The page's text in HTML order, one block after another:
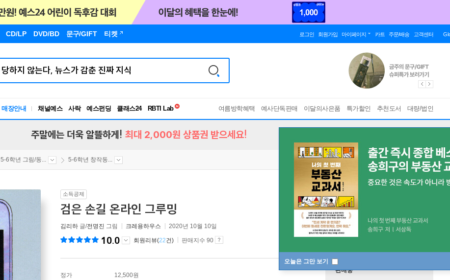
CD/LP DVD/BD 문구/GIFT 티켓 로그인 회원가입 마이페이지 카트 주문/배송 고객센터
매장안내 채널예스 사락 예스펀딩 클래스24
독서유형검사
여름방학혜택 예사단독판매 이달의사은품 특가할인 추천도서 대량/법인
오늘은 그만 보기
주말에는 더욱 알뜰하게! 최대 2,000원 상품권 받으세요!
5-6학년 그림/동... 5-6학년 창작동...
소득공제
검은 손길 온라인 그루밍
김리하 글/전명진 그림 크레용하우스 2020년 10월 10일
10.0 회원리뷰(22건) 판매지수 90
정가 12,500원
판매중